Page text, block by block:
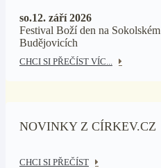
so.12. září 2026
Festival Boží den na
Budějovicích
CHCI SI PŘEČÍST VÍC...
NOVINKY Z CÍRKEV.CZ
CHCI SI PŘEČÍST